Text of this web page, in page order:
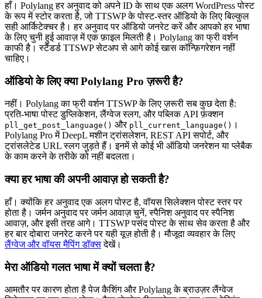
हाँ। Polylang हर अनुवाद को अपने ID के साथ एक अलग WordPress पोस्ट
के रूप में स्टोर करता है, जो TTSWP के पोस्ट-स्तर ऑडियो के लिए बिल्कुल
सही आर्किटेक्चर है। हर अनुवाद पर ऑडियो जनरेट करें और आपको हर भाषा
के लिए चुनी हुई आवाज़ में एक फ़ाइल मिलती है। Polylang का फ्री वर्शन
काफी है। स्टैंडर्ड TTSWP सेटअप से आगे कोई खास कॉन्फ़िगरेशन नहीं
चाहिए।
ऑडियो के लिए क्या Polylang Pro ज़रूरी है?
नहीं। Polylang का फ्री वर्शन TTSWP के लिए ज़रूरी सब कुछ देता है:
प्रति-भाषा पोस्ट डुप्लिकेशन, लैंग्वेज स्लग, और पब्लिक API फ़ंक्शन
pll_get_post_language() और pll_current_language() ।
Polylang Pro में DeepL मशीन ट्रांसलेशन, REST API सपोर्ट, और
ट्रांसलेटेड URL स्लग जुड़ते हैं। इनमें से कोई भी ऑडियो जनरेशन या प्लेबैक
के काम करने के तरीके को नहीं बदलता।
क्या हर भाषा की अपनी आवाज़ हो सकती है?
हाँ। क्योंकि हर अनुवाद एक अलग पोस्ट है, वॉयस सिलेक्शन पोस्ट स्तर पर
होता है। जर्मन अनुवाद पर जर्मन आवाज़ चुनें, स्पैनिश अनुवाद पर स्पैनिश
आवाज़, और इसी तरह आगे। TTSWP पसंद पोस्ट के साथ सेव करता है और
हर बार दोबारा जनरेट करने पर यही यूज़ होती है। मौजूदा व्यवहार के लिए
लैंग्वेज और वॉयस मैपिंग डॉक्सदेखें।
मेरा ऑडियो गलत भाषा में क्यों चलता है?
आमतौर पर कारण होता है पेज कैशिंग और Polylang के ब्राउज़र लैंग्वेज